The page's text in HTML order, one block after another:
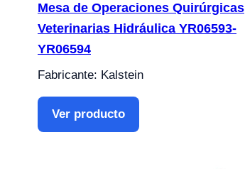
Mesa de Operaciones Quirúrgicas
Veterinarias Hidráulica YR06593-
YR06594
Fabricante: Kalstein
Ver producto